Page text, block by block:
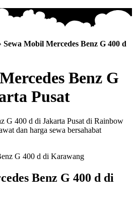
Sewa Mobil Mercedes Benz G 400 d
Benz G
Pusat
G 400 d di Jakarta Pusat di Rainbow
dan harga sewa bersahabat
Benz G 400 d di